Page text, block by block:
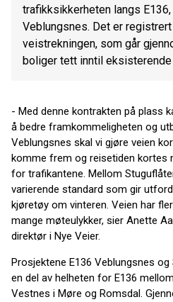
trafikksikkerheten langs
Veblungsnes. Det er
veistrekningen, som går
boliger tett inntil eksisterende
- Med denne kontrakten på plass
å bedre framkommeligheten og
Veblungsnes skal vi gjøre veien
komme frem og reisetiden kortes
for trafikantene. Mellom
varierende standard som gir
kjøretøy om vinteren. Veien har
mange møteulykker, sier Anette
direktør i Nye Veier.
Prosjektene E136 Veblungsnes
en del av helheten for E136
Vestnes i Møre og Romsdal.